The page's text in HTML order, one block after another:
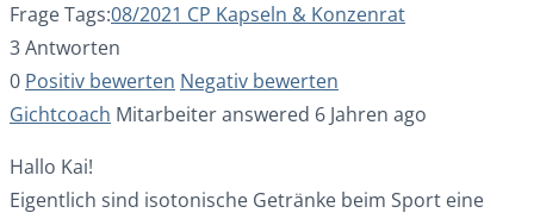
Frage Tags:08/2021 CP Kapseln & Konzenrat
3 Antworten
0 Positiv bewerten Negativ bewerten
Gichtcoach Mitarbeiteranswered 6 Jahren ago
Hallo Kai!
Eigentlich sind isotonische Getränke beim Sport eine